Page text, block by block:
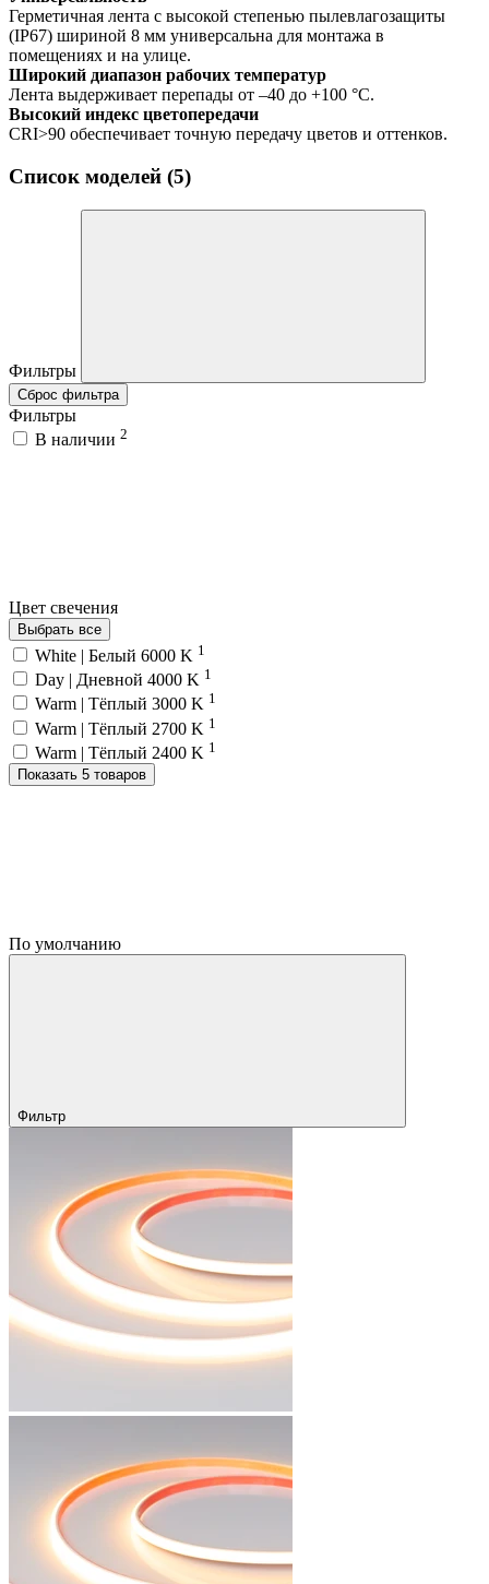
Герметичная лента с высокой степенью пылевлагозащиты
(IP67) шириной 8 мм универсальна для монтажа в
помещениях и на улице.
Широкий диапазон рабочих температур
Лента выдерживает перепады от –40 до +100 °С.
Высокий индекс цветопередачи
CRI>90 обеспечивает точную передачу цветов и оттенков.
Список моделей (5)
Фильтры
Сброс фильтра
Фильтры
В наличии 2
Цвет свечения
Выбрать все
White | Белый 6000 K 1
Day | Дневной 4000 K 1
Warm | Тёплый 3000 K 1
Warm | Тёплый 2700 K 1
Warm | Тёплый 2400 K 1
Показать 5 товаров
По умолчанию
Фильтр